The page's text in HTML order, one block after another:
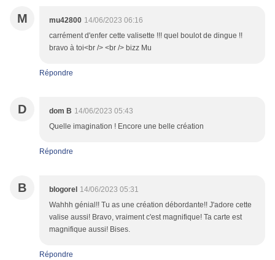
M mu42800 14/06/2023 06:16
carrément d'enfer cette valisette !!! quel boulot de dingue !!
bravo à toi<br /> <br /> bizz Mu
Répondre
D dom B 14/06/2023 05:43
Quelle imagination ! Encore une belle création
Répondre
B blogorel 14/06/2023 05:31
Wahhh génial!! Tu as une création débordante!! J'adore cette
valise aussi! Bravo, vraiment c'est magnifique! Ta carte est
magnifique aussi! Bises.
Répondre